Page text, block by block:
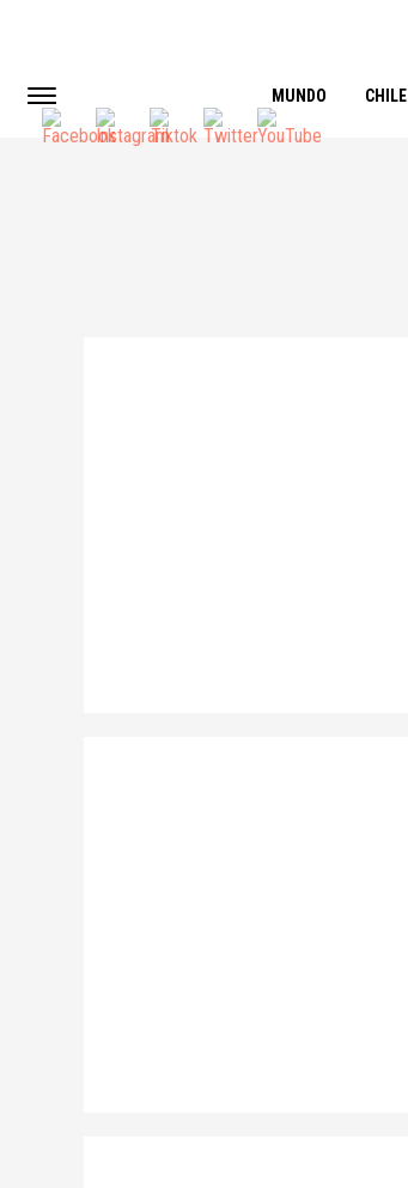
MUNDO CHILE